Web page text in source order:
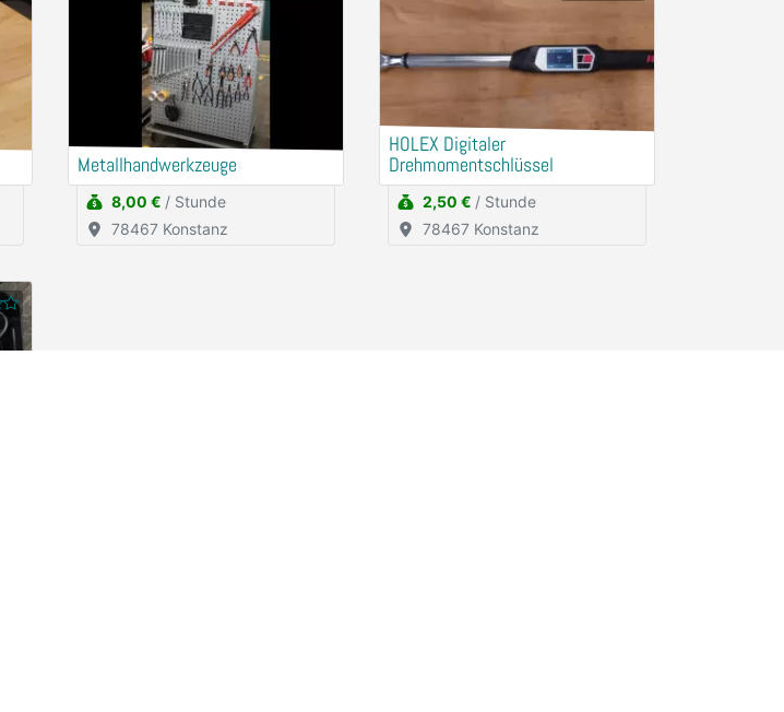
Metallhandwerkzeuge
8,00 € / Stunde
78467 Konstanz
HOLEX Digitaler
Drehmomentschlüssel
2,50 € / Stunde
78467 Konstanz